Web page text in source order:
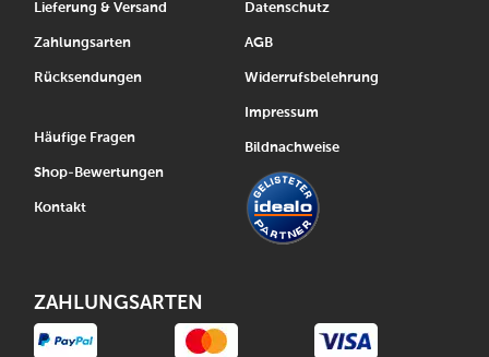
Lieferung & Versand
Zahlungsarten
Rücksendungen
Häufige Fragen
Shop-Bewertungen
Kontakt
Datenschutz
AGB
Widerrufsbelehrung
Impressum
Bildnachweise
ZAHLUNGSARTEN